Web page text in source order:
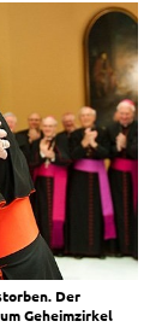
Der
Geheimzirkel